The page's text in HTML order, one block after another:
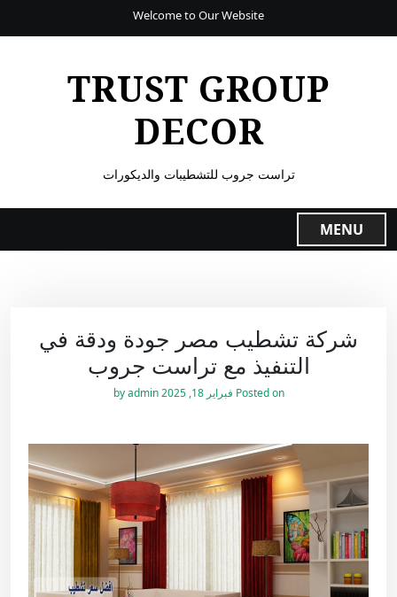
Welcome to Our Website
TRUST GROUP
DECOR
تراست جروب للتشطيبات والديكورات
MENU
شركة تشطيب مصر جودة ودقة في
التنفيذ مع تراست جروب
Posted on فبراير 18, 2025 by
admin